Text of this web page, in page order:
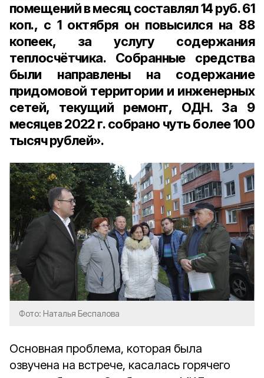
помещений в месяц составлял 14 руб. 61
коп., с 1 октября он повысился на 88
копеек, за услугу содержания
теплосчётчика. Собранные средства
были направлены на содержание
придомовой территории и инженерных
сетей, текущий ремонт, ОДН. За 9
месяцев 2022 г. собрано чуть более 100
тысяч рублей».
Фото: Наталья Беспалова
Основная проблема, которая была
озвучена на встрече, касалась горячего